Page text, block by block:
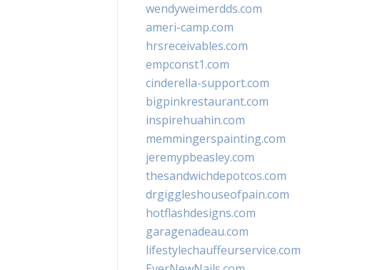
wendyweimerdds.com
ameri-camp.com
hrsreceivables.com
empconst1.com
cinderella-support.com
bigpinkrestaurant.com
inspirehuahin.com
memmingerspainting.com
jeremypbeasley.com
thesandwichdepotcos.com
drgiggleshouseofpain.com
hotflashdesigns.com
garagenadeau.com
lifestylechauffeurservice.com